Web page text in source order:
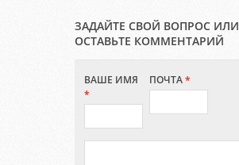
ЗАДАЙТЕ СВОЙ ВОПРОС ИЛИ
ОСТАВЬТЕ КОММЕНТАРИЙ
ВАШЕ ИМЯ
*
ПОЧТА*